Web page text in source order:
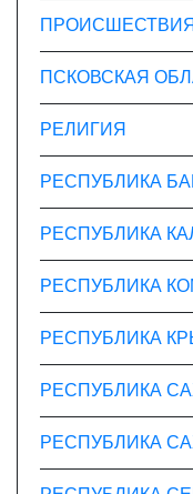
ПСКОВСКАЯ
РЕЛИГИЯ
РЕСПУБЛИКА
РЕСПУБЛИКА
РЕСПУБЛИКА
РЕСПУБЛИКА
РЕСПУБЛИКА
РЕСПУБЛИКА